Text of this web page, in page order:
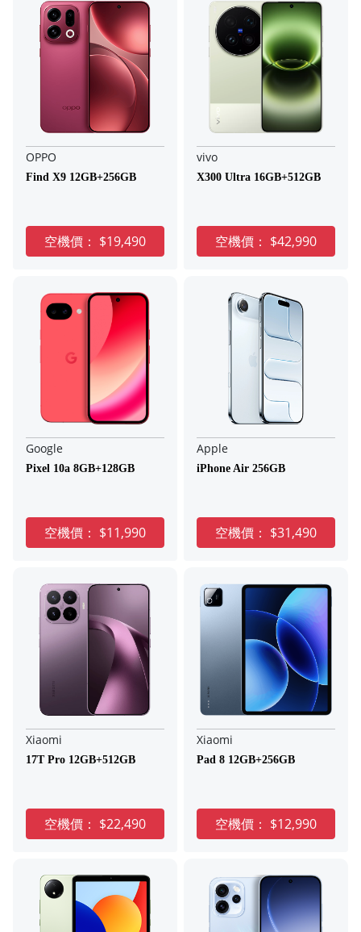
OPPO
Find X9 12GB+256GB
空機價： $19,490
vivo
X300 Ultra 16GB+512GB
空機價： $42,990
Google
Pixel 10a 8GB+128GB
空機價： $11,990
Apple
iPhone Air 256GB
空機價： $31,490
Xiaomi
17T Pro 12GB+512GB
空機價： $22,490
Xiaomi
Pad 8 12GB+256GB
空機價： $12,990